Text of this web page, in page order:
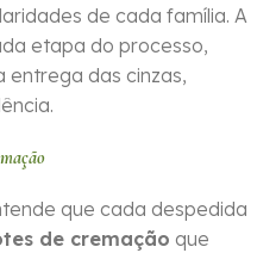
de cada família. A
etapa do processo,
das cinzas,
que cada despedida
de cremação que